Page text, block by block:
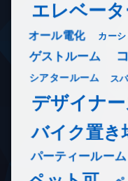
エレベー
オール電化 カー
ゲストルーム
シアタールーム スパ
デザイナ
バイク置き
パーティールーム